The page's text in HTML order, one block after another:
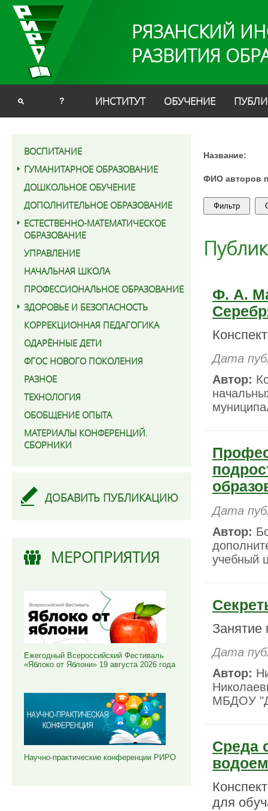
РЯЗАНСКИЙ
РАЗВИТИЯ
? ИНСТИТУТ ОБУЧЕНИЕ
ВОСПИТАНИЕ
ГУМАНИТАРНОЕ ОБРАЗОВАНИЕ
ДОШКОЛЬНОЕ ОБУЧЕНИЕ
ДОПОЛНИТЕЛЬНОЕ ОБРАЗОВАНИЕ
ЕСТЕСТВЕННО-МАТЕМАТИЧЕСКОЕ
ОБРАЗОВАНИЕ
УПРАВЛЕНИЕ
НАЧАЛЬНАЯ ШКОЛА
ПРОФЕССИОНАЛЬНОЕ ОБРАЗОВАНИЕ
ЗДОРОВЬЕ И БЕЗОПАСНОСТЬ
КОРРЕКЦИОННАЯ ПЕДАГОГИКА
ОДАРЁННЫЕ ДЕТИ
ФГОС НОВОГО ПОКОЛЕНИЯ
РАЗНОЕ
ТЕХНОЛОГИЯ
ОБОБЩЕНИЕ ОПЫТА
МАТЕРИАЛЫ КОНФЕРЕНЦИЙ.
СБОРНИКИ
ДОБАВИТЬ ПУБЛИКАЦИЮ
МЕРОПРИЯТИЯ
Ежегодный Всероссийский Фестиваль
«Яблоко от Яблони» 19 августа 2026 года
Научно-практические конференции РИРО
Название:
ФИО авторов
Ф. А.
Дата
Автор:
Дата
Автор:
учебный
Занятие
Дата
Автор:
МБДОУ
Среда
для